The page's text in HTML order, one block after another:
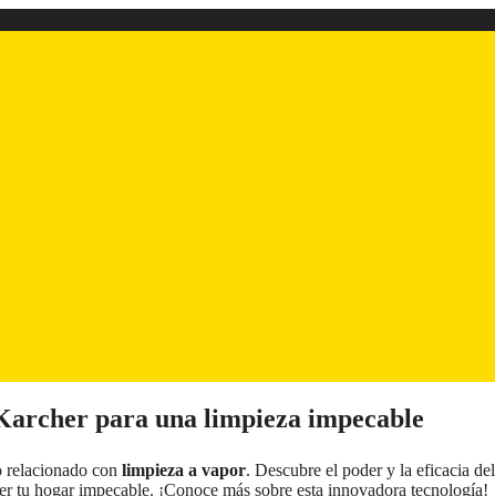
para una limpieza impecable
relacionado con limpieza a vapor. Descubre el poder y la eficacia del
tu hogar impecable. ¡Conoce más sobre esta innovadora tecnología!